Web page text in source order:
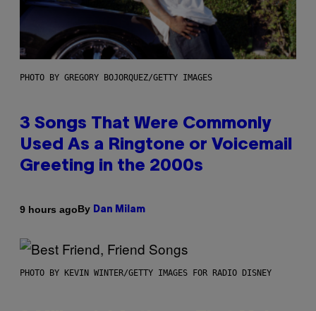
PHOTO BY GREGORY BOJORQUEZ/GETTY IMAGES
3 Songs That Were Commonly
Used As a Ringtone or Voicemail
Greeting in the 2000s
9 hours agoBy Dan Milam
PHOTO BY KEVIN WINTER/GETTY IMAGES FOR RADIO DISNEY